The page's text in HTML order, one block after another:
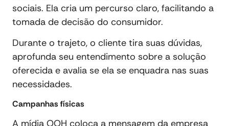
sociais. Ela cria um percurso claro, facilitando a
tomada de decisão do consumidor.
Durante o trajeto, o cliente tira suas dúvidas,
aprofunda seu entendimento sobre a solução
oferecida e avalia se ela se enquadra nas suas
necessidades.
Campanhas físicas
A mídia OOH coloca a mensagem da empresa